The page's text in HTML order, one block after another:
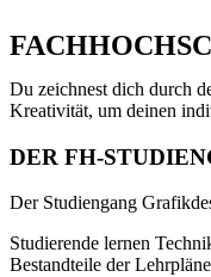
Du zeichnest dich durch
Kreativität, um deinen
DER FH-
Der Studiengang
Studierende lernen
Bestandteile der